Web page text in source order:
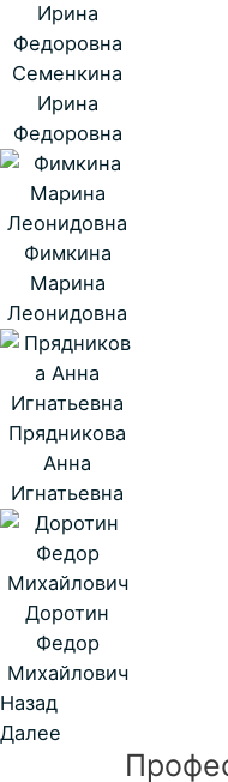
Семенкина
Ирина
Федоровна
Фимкина
Марина
Леонидовна
Прядникова
Анна
Игнатьевна
Доротин
Федор
Михайлович
Назад
Далее